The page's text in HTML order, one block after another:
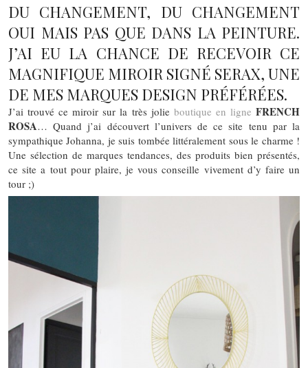
DU CHANGEMENT, DU CHANGEMENT
OUI MAIS PAS QUE DANS LA PEINTURE.
J’AI EU LA CHANCE DE RECEVOIR CE
MAGNIFIQUE MIROIR SIGNÉ SERAX, UNE
DE MES MARQUES DESIGN PRÉFÉRÉES.
J’ai trouvé ce miroir sur la très jolie boutique en ligne FRENCH
ROSA… Quand j’ai découvert l’univers de ce site tenu par la
sympathique Johanna, je suis tombée littéralement sous le charme !
Une sélection de marques tendances, des produits bien présentés,
ce site a tout pour plaire, je vous conseille vivement d’y faire un
tour ;)